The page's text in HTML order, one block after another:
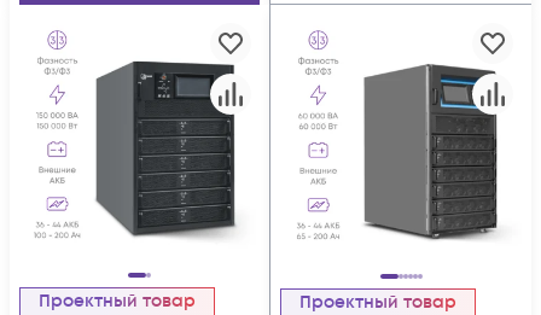
Проектный товар Проектный товар